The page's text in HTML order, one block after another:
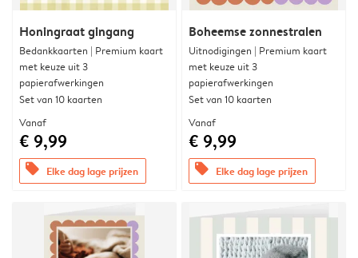
Honingraat gingang
Bedankkaarten | Premium kaart
met keuze uit 3
papierafwerkingen
Set van 10 kaarten
Vanaf
€ 9,99
offers Elke dag lage prijzen
Boheemse zonnestralen
Uitnodigingen | Premium kaart
met keuze uit 3
papierafwerkingen
Set van 10 kaarten
Vanaf
€ 9,99
offers Elke dag lage prijzen